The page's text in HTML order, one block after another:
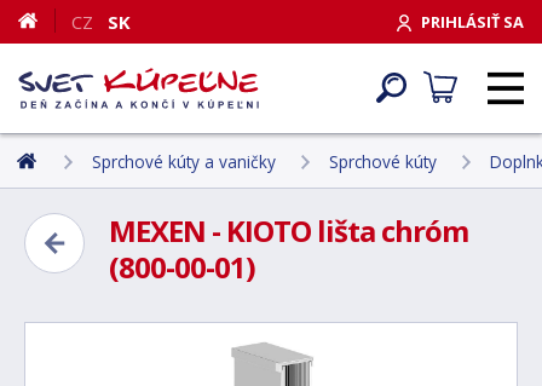
PRIHLÁSIŤ SA
CZ SK
Sprchové kúty a vaničky Sprchové kúty
MEXEN - KIOTO lišta chróm
(800-00-01)